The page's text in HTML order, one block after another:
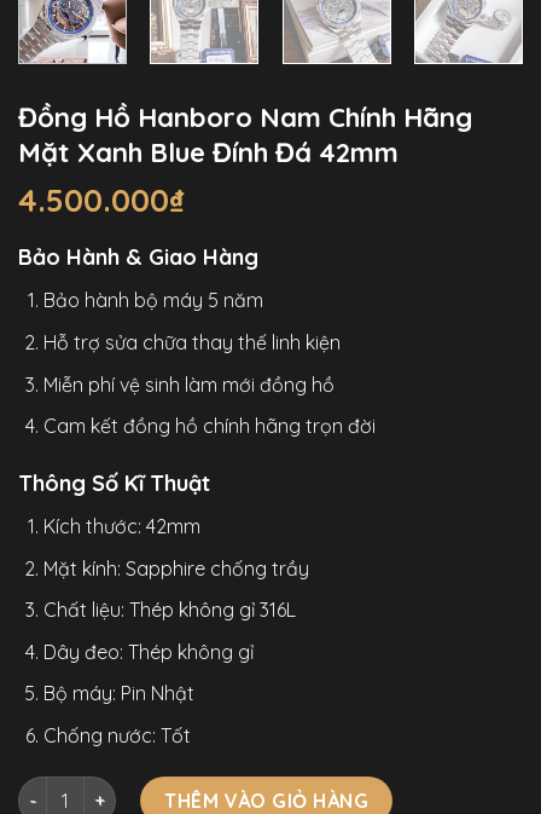
Đồng Hồ Hanboro Nam Chính Hãng
Mặt Xanh Blue Đính Đá 42mm
4.500.000₫
Bảo Hành & Giao Hàng
Bảo hành bộ máy 5 năm
Hỗ trợ sửa chữa thay thế linh kiện
Miễn phí vệ sinh làm mới đồng hồ
Cam kết đồng hồ chính hãng trọn đời
Thông Số Kĩ Thuật
Kích thước: 42mm
Mặt kính: Sapphire chống trầy
Chất liệu: Thép không gỉ 316L
Dây đeo: Thép không gỉ
Bộ máy: Pin Nhật
Chống nước: Tốt
Đồng Hồ Hanboro Nam Chính Hãng Mặt Xanh Blue Đính Đá
THÊM VÀO GIỎ HÀNG